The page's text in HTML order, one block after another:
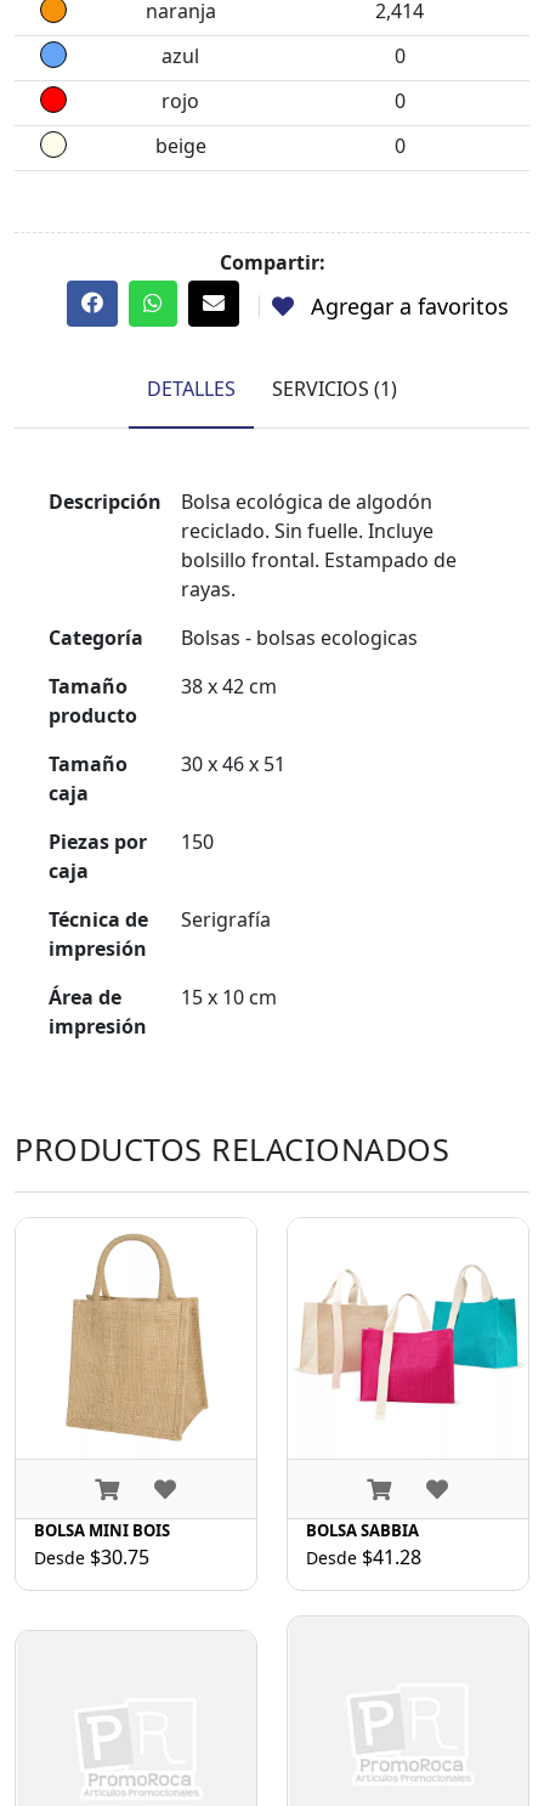
naranja
2,414
azul
0
rojo
0
beige
0
Compartir:
Agregar a favoritos
DETALLES SERVICIOS (1)
Descripción
Bolsa ecológica de algodón
reciclado. Sin fuelle. Incluye
bolsillo frontal. Estampado de
rayas.
Categoría
Bolsas - bolsas ecologicas
Tamaño
producto
38 x 42 cm
Tamaño
caja
30 x 46 x 51
Piezas por
caja
150
Técnica de
impresión
Serigrafía
Área de
impresión
15 x 10 cm
PRODUCTOS RELACIONADOS
BOLSA MINI BOIS
Desde $30.75
BOLSA SABBIA
Desde $41.28